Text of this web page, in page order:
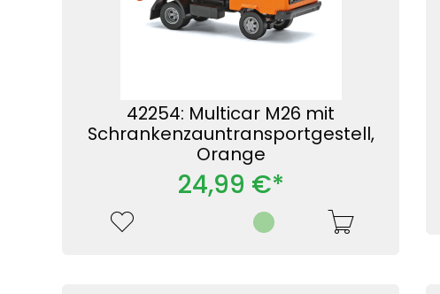
42254: Multicar M26 mit
Schrankenzauntransportgestell,
Orange
24,99 €*